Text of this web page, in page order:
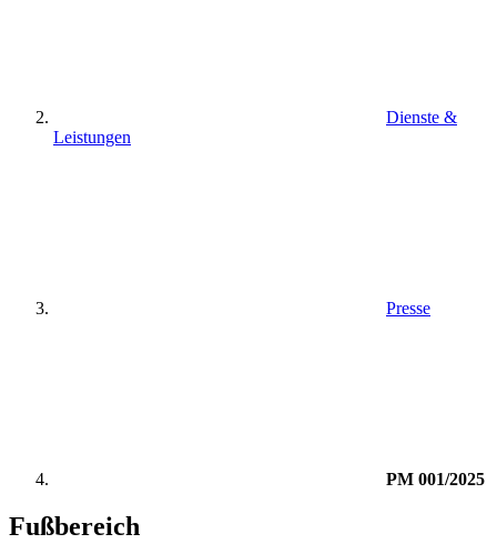
Dienste &
Leistungen
Presse
PM 001/2025
Fußbereich